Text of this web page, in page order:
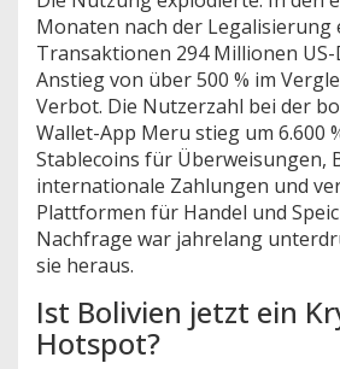
Monaten nach der
Transaktionen 294 Millionen
Anstieg von über 500 % im
Verbot. Die Nutzerzahl bei der
Wallet-App Meru stieg um 6.600
Stablecoins für Überweisungen,
internationale Zahlungen und
Plattformen für Handel und
Nachfrage war jahrelang
sie heraus.
Ist Bolivien jetzt ein
Hotspot?